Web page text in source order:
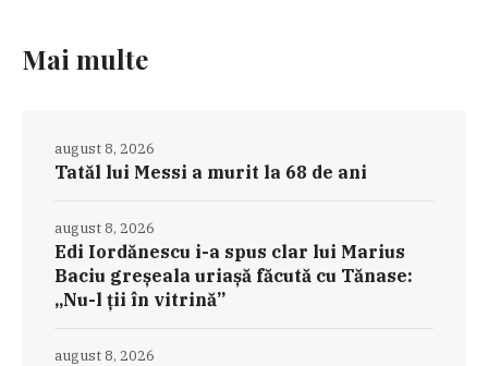
Mai multe
Tatăl lui Messi a murit la 68 de ani
august 8, 2026
Edi Iordănescu i-a spus clar lui Marius
Baciu greșeala uriașă făcută cu Tănase:
„Nu-l ții în vitrină”
august 8, 2026
august 8, 2026